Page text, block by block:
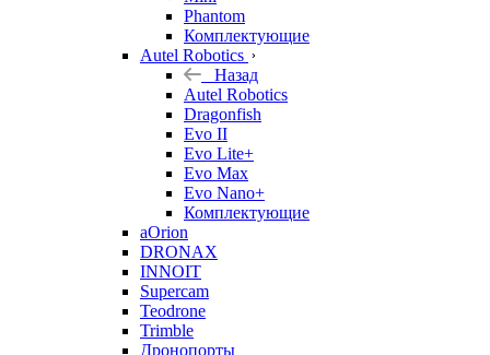
Phantom
Комплектующие
Autel Robotics
Назад
Autel Robotics
Dragonfish
Evo II
Evo Lite+
Evo Max
Evo Nano+
Комплектующие
aOrion
DRONAX
INNOIT
Supercam
Teodrone
Trimble
Дронопорты